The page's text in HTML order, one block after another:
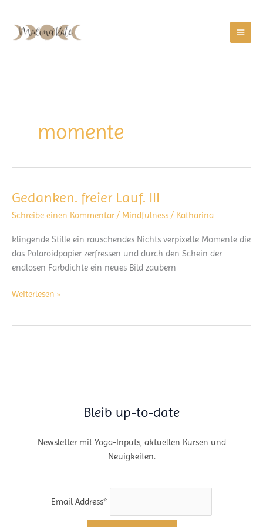
springen
momente
Gedanken. freier Lauf. III
Schreibe einen Kommentar / Mindfulness / Katharina
klingende Stille ein rauschendes Nichts verpixelte Momente die
das Polaroidpapier zerfressen und durch den Schein der
endlosen Farbdichte ein neues Bild zaubern
Gedanken.
Weiterlesen »
Bleib up-to-date
Newsletter mit Yoga-Inputs, aktuellen Kursen und
Neuigkeiten.
Email Address*